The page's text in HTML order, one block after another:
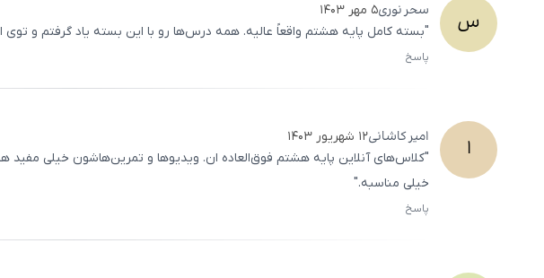
س سحرنوری۵ مهر ۱۴۰۳
"بسته کامل پایه هشتم واقعاً عالیه. همه‌ درس‌ها رو با این بسته یاد گرفتم و
پاسخ
ا امیرکاشانی۱۲ شهریور ۱۴۰۳
"کلاس‌های آنلاین پایه هشتم فوق‌العاده‌ ان. ویدیوها و تمرین‌هاشون خیلی
خیلی مناسبه."
پاسخ